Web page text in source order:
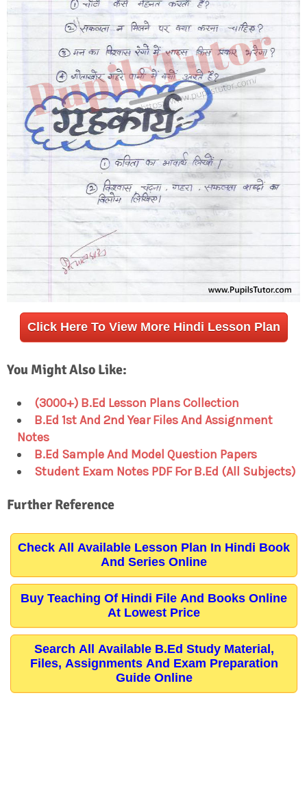
Click Here To View More Hindi Lesson Plan
You Might Also Like:
(3000+) B.Ed Lesson Plans Collection
B.Ed 1st And 2nd Year Files And Assignment
Notes
B.Ed Sample And Model Question Papers
Student Exam Notes PDF For B.Ed (All Subjects)
Further Reference
Check All Available Lesson Plan In Hindi Book
And Series Online
Buy Teaching Of Hindi File And Books Online
At Lowest Price
Search All Available B.Ed Study Material,
Files, Assignments And Exam Preparation
Guide Online